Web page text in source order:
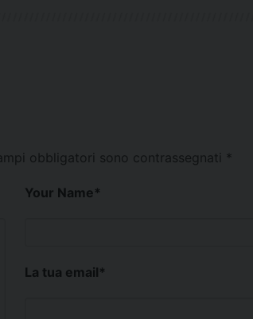
obbligatori sono contrassegnati *
Your Name*
La tua email*